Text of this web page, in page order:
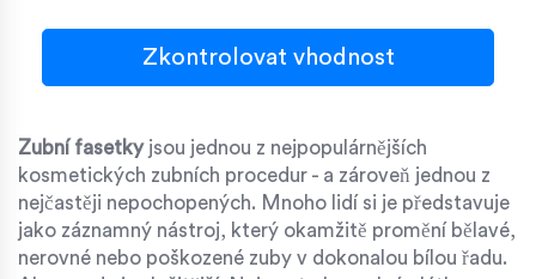
Zkontrolovat vhodnost
Zubní fasetkyjsou jednou z nejpopulárnějších
kosmetických zubních procedur - a zároveň jednou z
nejčastěji nepochopených. Mnoho lidí si je představuje
jako záznamný nástroj, který okamžitě promění bělavé,
nerovné nebo poškozené zuby v dokonalou bílou řadu.